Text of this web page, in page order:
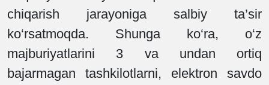
chiqarish jarayoniga salbiy ta’sir
ko‘rsatmoqda. Shunga ko‘ra, o‘z
majburiyatlarini 3 va undan ortiq
bajarmagan tashkilotlarni, elektron savdo